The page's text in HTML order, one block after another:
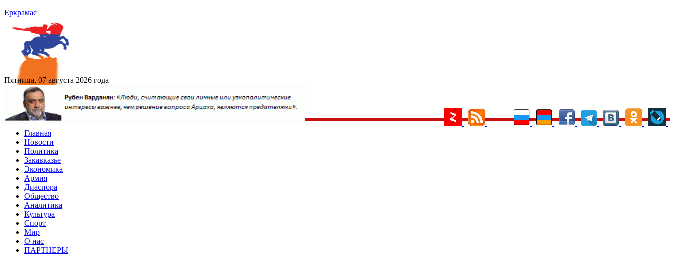
Еркрамас
Пятница, 07 августа 2026 года
Главная
Новости
Политика
Закавказье
Экономика
Армия
Диаспора
Общество
Аналитика
Культура
Спорт
Мир
О нас
ПАРТНЕРЫ